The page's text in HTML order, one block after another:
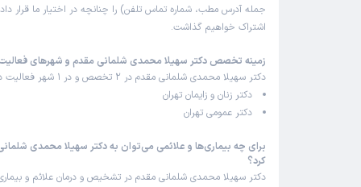
جمله آدرس مطب، شماره تماس تلفن) را چنانچه در اختیار ما قرار
اشتراک خواهیم گذاشت.
زمینه تخصص دکتر سهیلا محمدی شلمانی مقدم و شهرهای
دکتر سهیلا محمدی شلمانی مقدم در 2 تخصص و در 1 شهر فعالیت دارند:
دکتر زنان و زایمان تهران
دکتر عمومی تهران
برای چه بیماری‌ها و علائمی می‌توان به دکتر سهیلا محمدی
کرد؟
دکتر سهیلا محمدی شلمانی مقدم در تشخیص و درمان علائم و